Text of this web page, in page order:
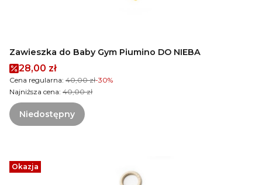
Zawieszka do Baby Gym Piumino DO NIEBA
Cena promocyjna
28,00 zł
Cena regularna: 40,00 zł-30%
Najniższa cena: 40,00 zł
Niedostępny
Okazja